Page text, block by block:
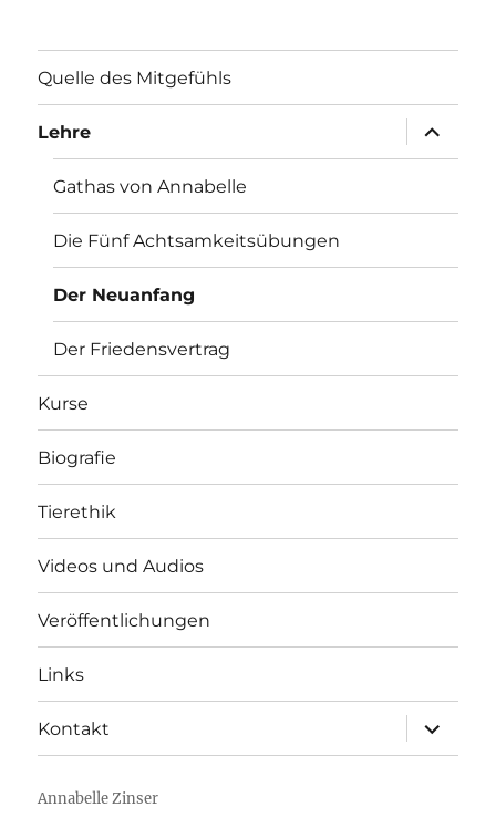
Quelle des Mitgefühls
Lehre
anzeigen
Gathas von Annabelle
Die Fünf Achtsamkeitsübungen
Der Neuanfang
Der Friedensvertrag
Kurse
Biografie
Tierethik
Videos und Audios
Veröffentlichungen
Links
Kontakt
anzeigen
Annabelle Zinser